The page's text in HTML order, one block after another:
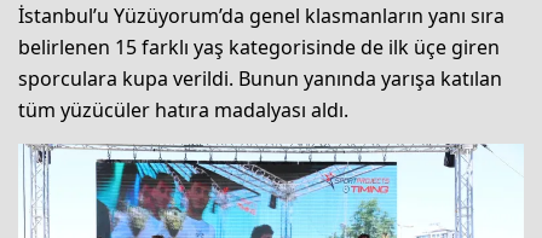
İstanbul’u Yüzüyorum’da genel klasmanların yanı sıra
belirlenen 15 farklı yaş kategorisinde de ilk üçe giren
sporculara kupa verildi. Bunun yanında yarışa katılan
tüm yüzücüler hatıra madalyası aldı.